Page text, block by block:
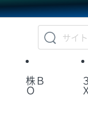
株Ｂ
Ｏ